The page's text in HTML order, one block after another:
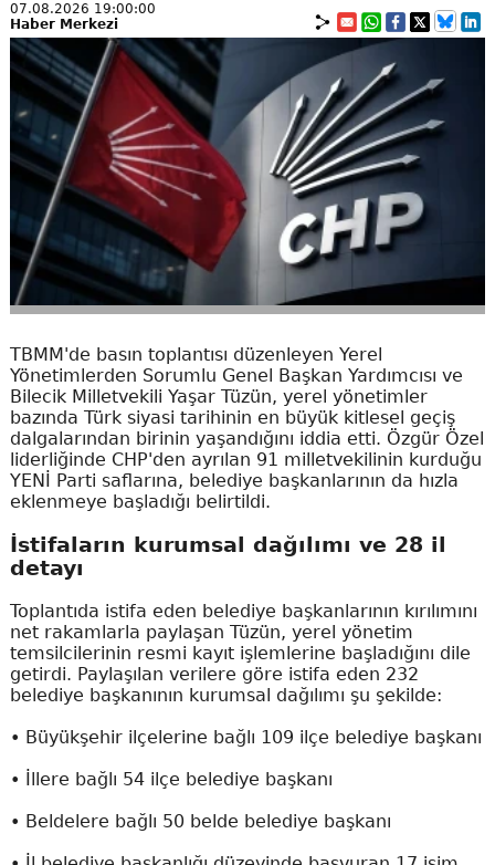
07.08.2026 19:00:00
Haber Merkezi
TBMM'de basın toplantısı düzenleyen Yerel
Yönetimlerden Sorumlu Genel Başkan Yardımcısı ve
Bilecik Milletvekili Yaşar Tüzün, yerel yönetimler
bazında Türk siyasi tarihinin en büyük kitlesel geçiş
dalgalarından birinin yaşandığını iddia etti. Özgür Özel
liderliğinde CHP'den ayrılan 91 milletvekilinin kurduğu
YENİ Parti saflarına, belediye başkanlarının da hızla
eklenmeye başladığı belirtildi.
İstifaların kurumsal dağılımı ve 28 il
detayı
Toplantıda istifa eden belediye başkanlarının kırılımını
net rakamlarla paylaşan Tüzün, yerel yönetim
temsilcilerinin resmi kayıt işlemlerine başladığını dile
getirdi. Paylaşılan verilere göre istifa eden 232
belediye başkanının kurumsal dağılımı şu şekilde:
• Büyükşehir ilçelerine bağlı 109 ilçe belediye başkanı
• İllere bağlı 54 ilçe belediye başkanı
• Beldelere bağlı 50 belde belediye başkanı